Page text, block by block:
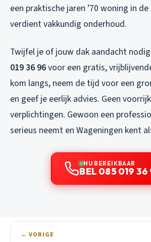
een praktische jaren ’70 woning in
verdient vakkundig onderhoud.
Twijfel je of jouw dak aandacht
019 36 96voor een gratis,
kom langs, neem de tijd voor een
en geef je eerlijk advies. Geen
verplichtingen. Gewoon een
serieus neemt en Wageningen kent
NU BEREIKBAAR
BEL 085 019 36
← VORIGE